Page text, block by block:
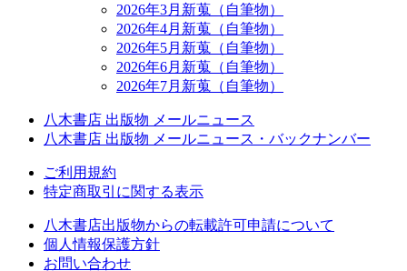
2026年3月新蒐（自筆物）
2026年4月新蒐（自筆物）
2026年5月新蒐（自筆物）
2026年6月新蒐（自筆物）
2026年7月新蒐（自筆物）
八木書店 出版物 メールニュース
八木書店 出版物 メールニュース・バックナンバー
ご利用規約
特定商取引に関する表示
八木書店出版物からの転載許可申請について
個人情報保護方針
お問い合わせ